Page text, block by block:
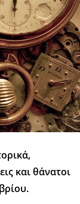
και θάνατοι